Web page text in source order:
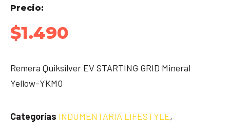
Precio:
$1.490
Remera Quiksilver EV STARTING GRID Mineral
Yellow-YKM0
Categorías INDUMENTARIA LIFESTYLE,